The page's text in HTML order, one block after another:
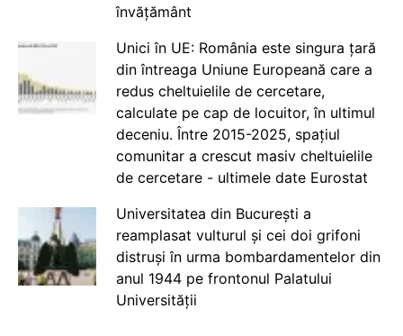
învățământ
Unici în UE: România este singura țară
din întreaga Uniune Europeană care a
redus cheltuielile de cercetare,
calculate pe cap de locuitor, în ultimul
deceniu. Între 2015-2025, spațiul
comunitar a crescut masiv cheltuielile
de cercetare - ultimele date Eurostat
Universitatea din București a
reamplasat vulturul și cei doi grifoni
distruși în urma bombardamentelor din
anul 1944 pe frontonul Palatului
Universității